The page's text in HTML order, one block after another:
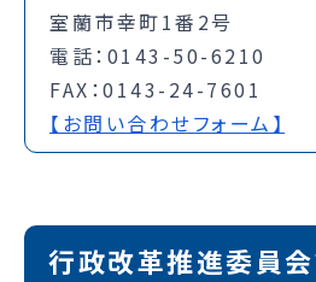
室蘭市幸町1番2号
電話：0143-50-6210
FAX：0143-24-7601
【お問い合わせフォーム】
行政改革推進委員